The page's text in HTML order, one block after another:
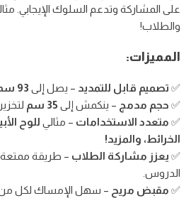
الجانبي
على
على المشاركة وتدعم السلوك الإيجابي.
والطلاب!
المميزات:
✅ تصميم قابل للتمديد – يصل إلى 93 سم
✅ حجم مدمج – ينكمش إلى 35 سم
✅ متعدد الاستخدامات – مثالي للوح
الخرائط، والمزيد!
✅ يعزز مشاركة الطلاب – طريقة ممتعة
الدروس.
✅ مقبض مريح – سهل الإمساك لكل من